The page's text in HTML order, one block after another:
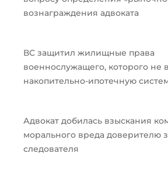
вознаграждения адвоката
ВС защитил жилищные права
военнослужащего, которого не
накопительно-ипотечную
Адвокат добилась взыскания
морального вреда доверителю
следователя